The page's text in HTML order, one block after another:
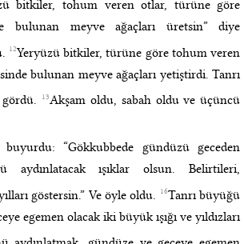
bitkiler, tohum veren otlar, türüne göre
bulunan meyve ağaçları üretsin” diye
12Yeryüzü bitkiler, türüne göre tohum veren
bulunan meyve ağaçları yetiştirdi. Tanrı
13Akşam oldu, sabah oldu ve üçüncü
buyurdu: “Gökkubbede gündüzü geceden
aydınlatacak ışıklar olsun. Belirtileri,
göstersin.” Ve öyle oldu.
16Tanrı büyüğü
egemen olacak iki büyük ışığı ve yıldızları